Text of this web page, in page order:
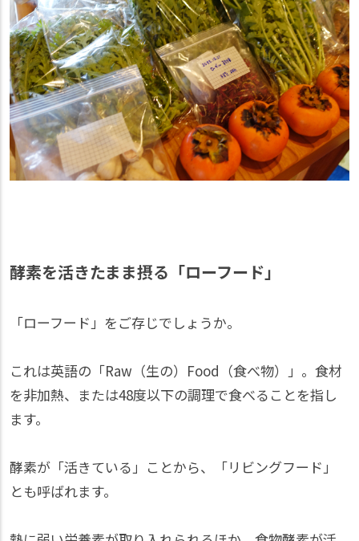
酵素を活きたまま摂る「ローフード」
「ローフード」をご存じでしょうか。
これは英語の「Raw（生の）Food（食べ物）」。食材
を非加熱、または48度以下の調理で食べることを指し
ます。
酵素が「活きている」ことから、「リビングフード」
とも呼ばれます。